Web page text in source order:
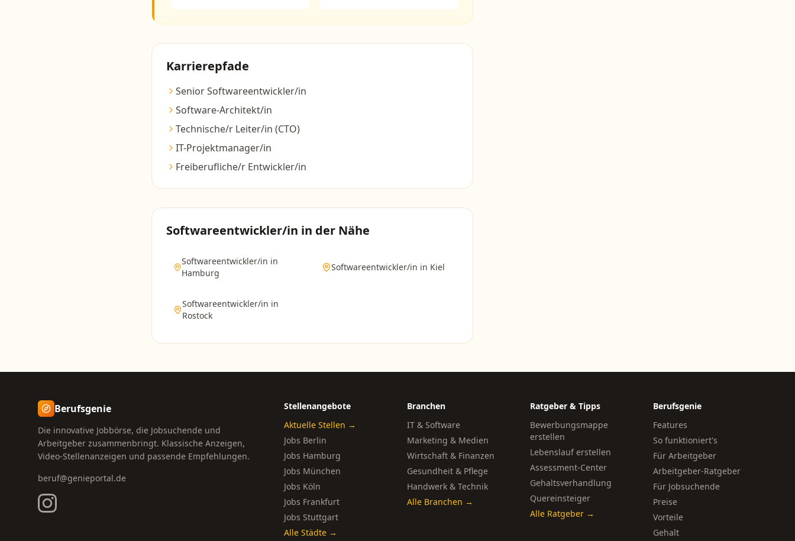
Karrierepfade
Senior Softwareentwickler/in
Software-Architekt/in
Technische/r Leiter/in (CTO)
IT-Projektmanager/in
Freiberufliche/r Entwickler/in
Softwareentwickler/in in der Nähe
Softwareentwickler/in in
Hamburg
Softwareentwickler/in in Kiel
Softwareentwickler/in in
Rostock
Berufsgenie
Die innovative Jobbörse, die Jobsuchende und
Arbeitgeber zusammenbringt. Klassische Anzeigen,
Video-Stellenanzeigen und passende Empfehlungen.
beruf@genieportal.de
Stellenangebote
Aktuelle Stellen →
Jobs Berlin
Jobs Hamburg
Jobs München
Jobs Köln
Jobs Frankfurt
Jobs Stuttgart
Alle Städte →
Branchen
IT & Software
Marketing & Medien
Wirtschaft & Finanzen
Gesundheit & Pflege
Handwerk & Technik
Alle Branchen →
Ratgeber & Tipps
Bewerbungsmappe
erstellen
Lebenslauf erstellen
Assessment-Center
Gehaltsverhandlung
Quereinsteiger
Alle Ratgeber →
Berufsgenie
Features
So funktioniert's
Für Arbeitgeber
Arbeitgeber-Ratgeber
Für Jobsuchende
Preise
Vorteile
Gehalt